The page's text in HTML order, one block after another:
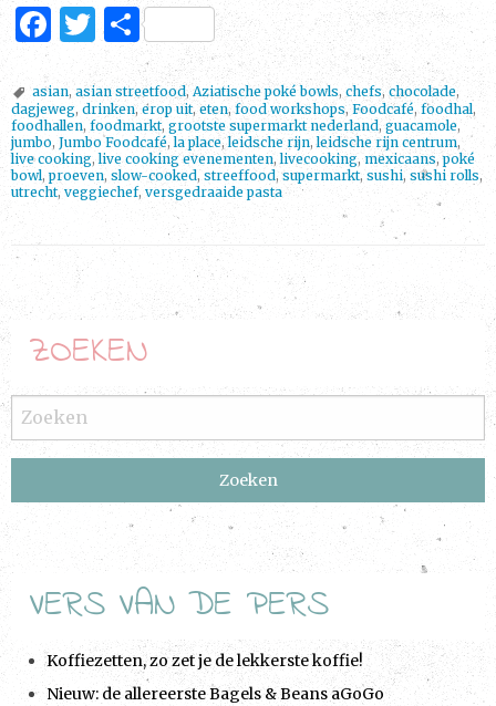
F
c
e
b
o
T
w
it
te
r
D
el
e
n
asian, asian streetfood, Aziatische poké bowls, chefs, chocolade,
dagjeweg, drinken, erop uit, eten,food workshops, Foodcafé, foodhal ,
foodhallen, foodmarkt, grootste supermarkt nederland , guacamole,
jumbo, Jumbo Foodcafé,la place,leidsche rijn,leidsche rijn centrum,
live cooking,live cooking evenementen,livecooking,mexicaans,poké
bowl ,proeven, slow-cooked, streeffood ,supermarkt, sushi, sushi rolls,
utrecht, veggiechef, versgedraaide pasta
t
N
a
g
a
o
ZOEKEN
VERS VAN DE PERS
Koffiezetten, zo zet je de lekkerste koffie!
Nieuw: de allereerste Bagels & Beans aGoGo